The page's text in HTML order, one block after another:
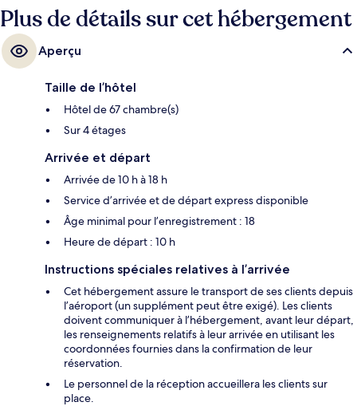
sont d’autres points saillants.
Plus de détails sur cet hébergement
Aperçu
Taille de l’hôtel
Hôtel de 67 chambre(s)
Sur 4 étages
Arrivée et départ
Arrivée de 10 h à 18 h
Service d’arrivée et de départ express disponible
Âge minimal pour l’enregistrement : 18
Heure de départ : 10 h
Instructions spéciales relatives à l’arrivée
Cet hébergement assure le transport de ses clients depuis
l’aéroport (un supplément peut être exigé). Les clients
doivent communiquer à l’hébergement, avant leur départ,
les renseignements relatifs à leur arrivée en utilisant les
coordonnées fournies dans la confirmation de leur
réservation.
Le personnel de la réception accueillera les clients sur
place.